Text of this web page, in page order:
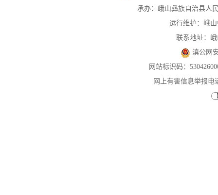
承办：峨山彝族自治县人
运行维护：峨
联系地址：
滇公网
网站标识码：
网上有害信息举报电